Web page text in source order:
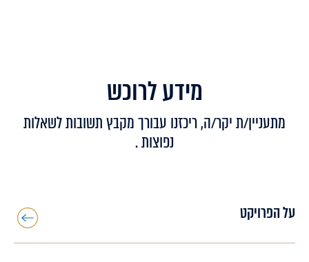
מידע לרוכש
מתעניין/ת יקר/ה, ריכזנו עבורך מקבץ תשובות לשאלות
נפוצות .
על הפרויקט